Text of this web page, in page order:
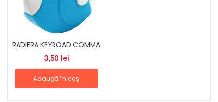
RADIERA KEYROAD COMMA
3,50 lei
Adaugă în coș